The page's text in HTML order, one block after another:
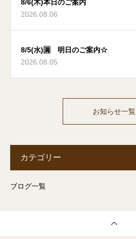
2026.08.06
8/5(水)🈵 明日のご案内☆
2026.08.05
お知らせ一覧
カテゴリー
ブログ一覧